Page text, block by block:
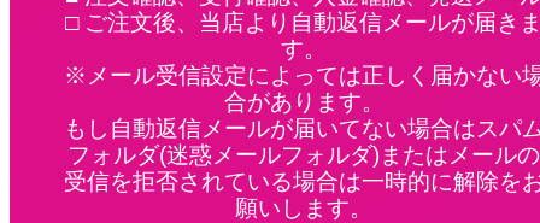
□ ご注文後、当店より自動返信メールが届き
す。
※メール受信設定によっては正しく届かない
合があります。
もし自動返信メールが届いてない場合はスパ
フォルダ(迷惑メールフォルダ)またはメールの
受信を拒否されている場合は一時的に解除を
願いします。